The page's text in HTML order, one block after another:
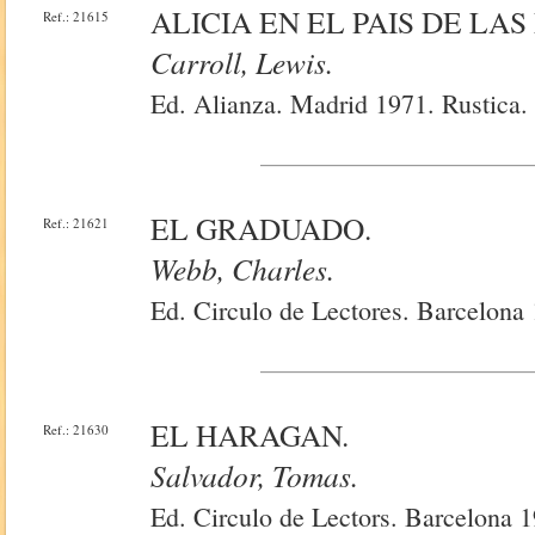
Ref.: 21615
ALICIA EN EL PAIS DE
Carroll, Lewis.
Ed. Alianza. Madrid 1971.
Ref.: 21621
EL GRADUADO.
Webb, Charles.
Ed. Circulo de Lectores.
Ref.: 21630
EL HARAGAN.
Salvador, Tomas.
Ed. Circulo de Lectors. Barcelona